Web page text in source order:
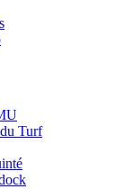
Turf